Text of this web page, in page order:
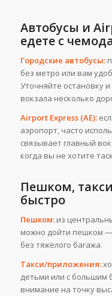
Автобусы и
едете с
Городские автобусы:
без метро или вам
Уточняйте остановку
вокзала несколько
Airport Express (AE):
аэропорт, часто
связывает главный
когда вы не хотите
Пешком,
быстро
Пешком:из
можно дойти пешком —
без тяжёлого багажа.
Такси/приложения:
детьми или с большим
внимание на точку